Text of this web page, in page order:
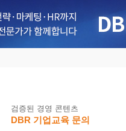
검증된 경영 콘텐츠
DBR 기업교육 문의